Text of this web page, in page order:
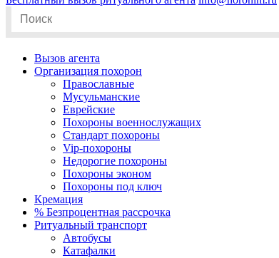
for:
Вызов агента
Организация похорон
Православные
Мусульманские
Еврейские
Похороны военнослужащих
Стандарт похороны
Vip-похороны
Недорогие похороны
Похороны эконом
Похороны под ключ
Кремация
% Безпроцентная рассрочка
Ритуальный транспорт
Автобусы
Катафалки